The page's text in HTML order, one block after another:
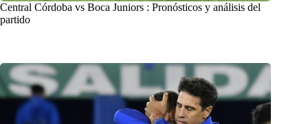
Central Córdoba vs Boca Juniors : Pronósticos y análisis del
partido